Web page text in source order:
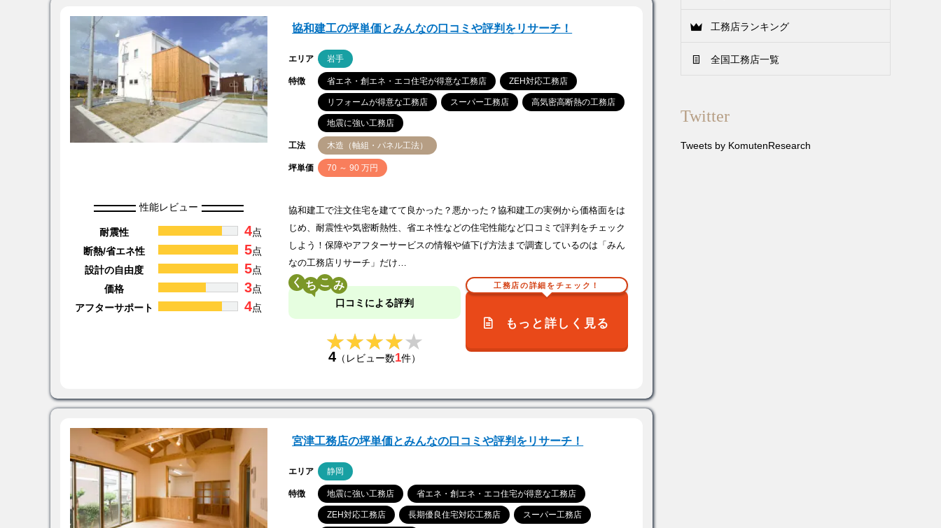
協和建工の坪単価とみんなの口コミや評判をリサーチ！
エリア 岩手
特徴 省エネ・創エネ・エコ住宅が得意な工務店 ZEH対応工務店
リフォームが得意な工務店 スーパー工務店 高気密高断熱の工務店
地震に強い工務店
工法 木造（軸組・パネル工法）
坪単価 70 ～ 90 万円
性能レビュー
耐震性 4点
断熱/省エネ性
5点
設計の自由度
5点
価格
3点
アフターサポート
4点
協和建工で注文住宅を建てて良かった？悪かった？協和建工の実例から価格面をは
じめ、耐震性や気密断熱性、省エネ性などの住宅性能など口コミで評判をチェック
しよう！保障やアフターサービスの情報や値下げ方法まで調査しているのは「みん
なの工務店リサーチ」だけ…
く こ
口コミによる評判
★★★★★
★★★★★
4 （レビュー数1件）
工務店の詳細をチェック！
もっと詳しく見る
宮津工務店の坪単価とみんなの口コミや評判をリサーチ！
エリア 静岡
特徴 地震に強い工務店 省エネ・創エネ・エコ住宅が得意な工務店
ZEH対応工務店 長期優良住宅対応工務店 スーパー工務店
工務店ランキング
全国工務店一覧
Twitter
Tweets by KomutenResearch